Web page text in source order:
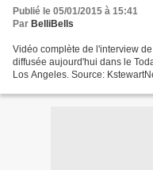
Publié le 05/01/2015 à 15:41
Par BelliBells
Vidéo complète de l'interview
diffusée aujourd'hui dans le
Los Angeles. Source: